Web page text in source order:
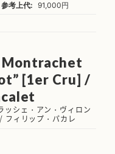
参考上代:
91,000円
Montrachet
[1er Cru] /
ッシェ・アン・ヴィロン
フィリップ・パカレ